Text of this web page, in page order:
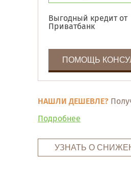
Выгодный кредит от
Приватбанк
ПОМОЩЬ
НАШЛИ ДЕШЕВЛЕ?
Подробнее
УЗНАТЬ О